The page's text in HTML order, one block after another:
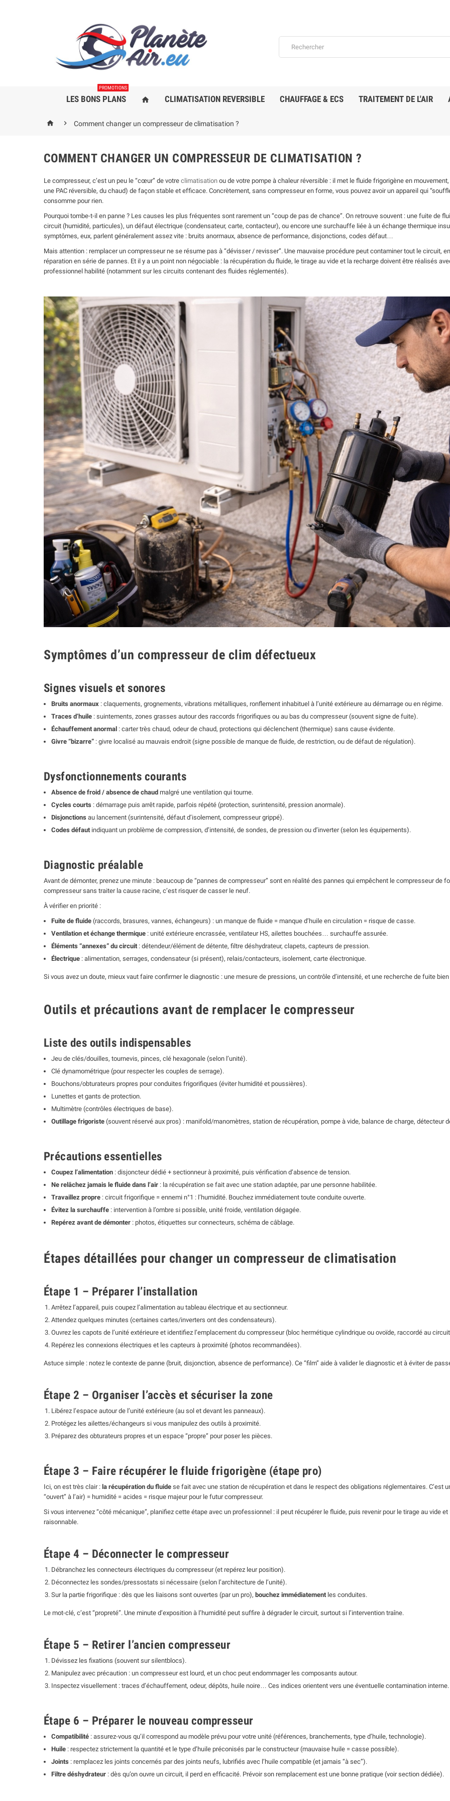
LES BONS PLANS
PROMOTIONS
home CLIMATISATION REVERSIBLE CHAUFFAGE & ECS TRAITEMENT DE L'AIR
  Comment changer un compresseur de climatisation ?
COMMENT CHANGER UN COMPRESSEUR DE CLIMATISATION ?
Le compresseur, c’est un peu le “cœur” de votre climatisation ou de votre pompe à chaleur réversible : il met le fluide frigorigène en
une PAC réversible, du chaud) de façon stable et efficace. Concrètement, sans compresseur en forme, vous pouvez avoir un appareil qui
consomme pour rien.
Pourquoi tombe-t-il en panne ? Les causes les plus fréquentes sont rarement un “coup de pas de chance”. On retrouve souvent : une fuite de
circuit (humidité, particules), un défaut électrique (condensateur, carte, contacteur), ou encore une surchauffe liée à un échange thermique
symptômes, eux, parlent généralement assez vite : bruits anormaux, absence de performance, disjonctions, codes défaut…
Mais attention : remplacer un compresseur ne se résume pas à “dévisser / revisser”. Une mauvaise procédure peut contaminer tout le circuit,
réparation en série de pannes. Et il y a un point non négociable : la récupération du fluide, le tirage au vide et la recharge doivent être réalisés
professionnel habilité (notamment sur les circuits contenant des fluides réglementés).
Symptômes d’un compresseur de clim défectueux
Signes visuels et sonores
Bruits anormaux : claquements, grognements, vibrations métalliques, ronflement inhabituel à l’unité extérieure au démarrage ou en régime.
Traces d’huile : suintements, zones grasses autour des raccords frigorifiques ou au bas du compresseur (souvent signe de fuite).
Échauffement anormal : carter très chaud, odeur de chaud, protections qui déclenchent (thermique) sans cause évidente.
Givre “bizarre” : givre localisé au mauvais endroit (signe possible de manque de fluide, de restriction, ou de défaut de régulation).
Dysfonctionnements courants
Absence de froid / absence de chaud malgré une ventilation qui tourne.
Cycles courts : démarrage puis arrêt rapide, parfois répété (protection, surintensité, pression anormale).
Disjonctions au lancement (surintensité, défaut d’isolement, compresseur grippé).
Codes défaut indiquant un problème de compression, d’intensité, de sondes, de pression ou d’inverter (selon les équipements).
Diagnostic préalable
Avant de démonter, prenez une minute : beaucoup de “pannes de compresseur” sont en réalité des pannes qui empêchent le compresseur de
compresseur sans traiter la cause racine, c’est risquer de casser le neuf.
À vérifier en priorité :
Fuite de fluide (raccords, brasures, vannes, échangeurs) : un manque de fluide = manque d’huile en circulation = risque de casse.
Ventilation et échange thermique : unité extérieure encrassée, ventilateur HS, ailettes bouchées… surchauffe assurée.
Éléments “annexes” du circuit : détendeur/élément de détente, filtre déshydrateur, clapets, capteurs de pression.
Électrique : alimentation, serrages, condensateur (si présent), relais/contacteurs, isolement, carte électronique.
Si vous avez un doute, mieux vaut faire confirmer le diagnostic : une mesure de pressions, un contrôle d’intensité, et une recherche de fuite
Outils et précautions avant de remplacer le compresseur
Liste des outils indispensables
Jeu de clés/douilles, tournevis, pinces, clé hexagonale (selon l’unité).
Clé dynamométrique (pour respecter les couples de serrage).
Bouchons/obturateurs propres pour conduites frigorifiques (éviter humidité et poussières).
Lunettes et gants de protection.
Multimètre (contrôles électriques de base).
Outillage frigoriste (souvent réservé aux pros) : manifold/manomètres, station de récupération, pompe à vide, balance de charge, détecteur
Précautions essentielles
Coupez l’alimentation : disjoncteur dédié + sectionneur à proximité, puis vérification d’absence de tension.
Ne relâchez jamais le fluide dans l’air : la récupération se fait avec une station adaptée, par une personne habilitée.
Travaillez propre : circuit frigorifique = ennemi n°1 : l’humidité. Bouchez immédiatement toute conduite ouverte.
Évitez la surchauffe : intervention à l’ombre si possible, unité froide, ventilation dégagée.
Repérez avant de démonter : photos, étiquettes sur connecteurs, schéma de câblage.
Étapes détaillées pour changer un compresseur de climatisation
Étape 1 – Préparer l’installation
Arrêtez l’appareil, puis coupez l’alimentation au tableau électrique et au sectionneur.
Attendez quelques minutes (certaines cartes/inverters ont des condensateurs).
Ouvrez les capots de l’unité extérieure et identifiez l’emplacement du compresseur (bloc hermétique cylindrique ou ovoïde, raccordé au
Repérez les connexions électriques et les capteurs à proximité (photos recommandées).
Astuce simple : notez le contexte de panne (bruit, disjonction, absence de performance). Ce “film” aide à valider le diagnostic et à éviter de
Étape 2 – Organiser l’accès et sécuriser la zone
Libérez l’espace autour de l’unité extérieure (au sol et devant les panneaux).
Protégez les ailettes/échangeurs si vous manipulez des outils à proximité.
Préparez des obturateurs propres et un espace “propre” pour poser les pièces.
Étape 3 – Faire récupérer le fluide frigorigène (étape pro)
Ici, on est très clair : la récupération du fluide se fait avec une station de récupération et dans le respect des obligations réglementaires. C’est
“ouvert” à l’air) = humidité = acides = risque majeur pour le futur compresseur.
Si vous intervenez “côté mécanique”, planifiez cette étape avec un professionnel : il peut récupérer le fluide, puis revenir pour le tirage au vide
raisonnable.
Étape 4 – Déconnecter le compresseur
Débranchez les connecteurs électriques du compresseur (et repérez leur position).
Déconnectez les sondes/pressostats si nécessaire (selon l’architecture de l’unité).
Sur la partie frigorifique : dès que les liaisons sont ouvertes (par un pro), bouchez immédiatement les conduites.
Le mot-clé, c’est “propreté”. Une minute d’exposition à l’humidité peut suffire à dégrader le circuit, surtout si l’intervention traîne.
Étape 5 – Retirer l’ancien compresseur
Dévissez les fixations (souvent sur silentblocs).
Manipulez avec précaution : un compresseur est lourd, et un choc peut endommager les composants autour.
Inspectez visuellement : traces d’échauffement, odeur, dépôts, huile noire… Ces indices orientent vers une éventuelle contamination interne.
Étape 6 – Préparer le nouveau compresseur
Compatibilité : assurez-vous qu’il correspond au modèle prévu pour votre unité (références, branchements, type d’huile, technologie).
Huile : respectez strictement la quantité et le type d’huile préconisés par le constructeur (mauvaise huile = casse possible).
Joints : remplacez les joints concernés par des joints neufs, lubrifiés avec l’huile compatible (et jamais “à sec”).
Filtre déshydrateur : dès qu’on ouvre un circuit, il perd en efficacité. Prévoir son remplacement est une bonne pratique (voir section dédiée).